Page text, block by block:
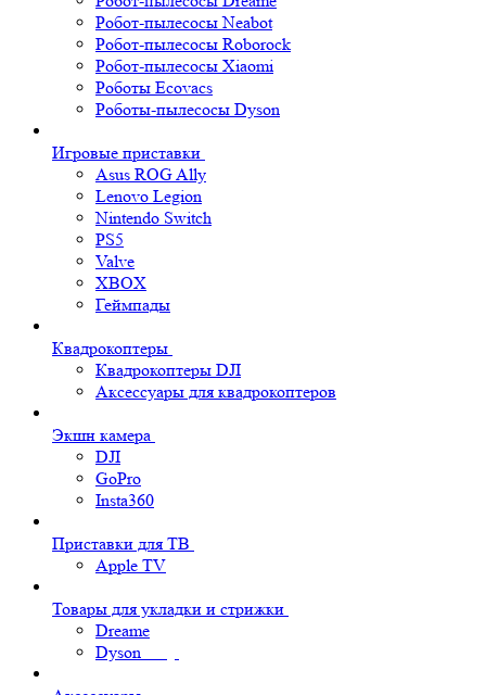
Робот-пылесосы Neabot
Робот-пылесосы Roborock
Робот-пылесосы Xiaomi
Роботы Ecovacs
Роботы-пылесосы Dyson
Игровые приставки
Asus ROG Ally
Lenovo Legion
Nintendo Switch
PS5
Valve
XBOX
Геймпады
Квадрокоптеры
Квадрокоптеры DJI
Аксессуары для квадрокоптеров
Экшн камера
DJI
GoPro
Insta360
Приставки для ТВ
Apple TV
Товары для укладки и стрижки
Dreame
Dyson